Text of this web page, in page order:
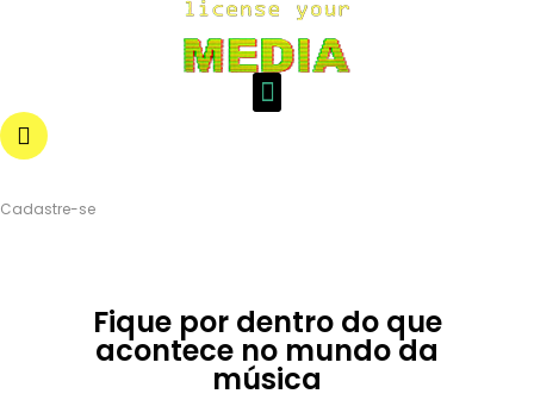
Cadastre-se
Fique por dentro do que
acontece no mundo da
música